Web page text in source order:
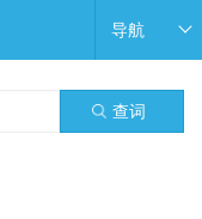
导航
查词